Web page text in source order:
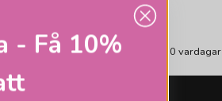
Alabastro skål 28 vit
Skickas inom 2-10 vardagar
- Få 10%